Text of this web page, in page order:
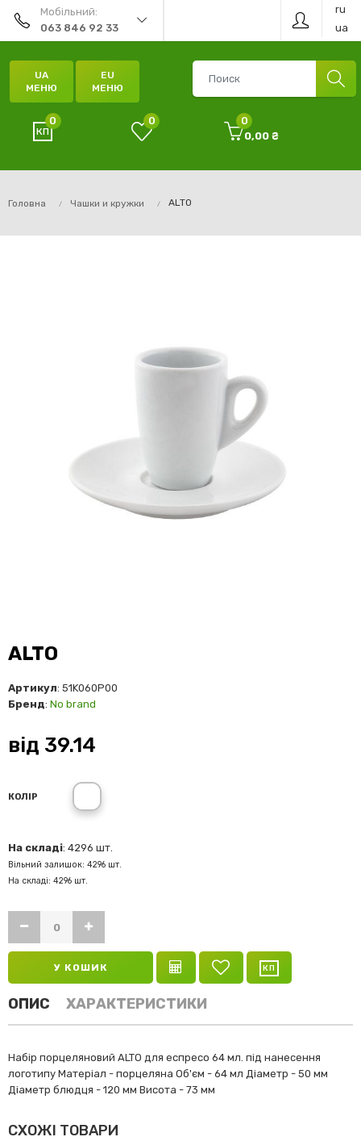
Мобільний:
063 846 92 33
ru
ua
UA
МЕНЮ
EU
МЕНЮ
0 0
0
0,00 ₴
Головна Чашки и кружки ALTO
ALTO
Артикул: 51K060P00
Бренд: No brand
від 39.14
КОЛІР
Білий
На складі: 4296 шт.
Вільний залишок: 4296 шт.
На складі: 4296 шт.
У КОШИК
ОПИС ХАРАКТЕРИСТИКИ
Набір порцеляновий ALTO для еспресо 64 мл. під нанесення
логотипу Матеріал - порцеляна Об'єм - 64 мл Діаметр - 50 мм
Діаметр блюдця - 120 мм Висота - 73 мм
СХОЖІ ТОВАРИ